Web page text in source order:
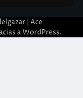
| Ace
aWordPress.